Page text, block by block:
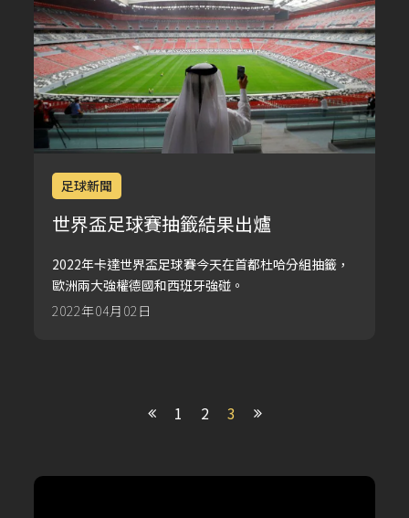
足球新聞
世界盃足球賽抽籤結果出爐
2022年卡達世界盃足球賽今天在首都杜哈分組抽籤，
歐洲兩大強權德國和西班牙強碰。
2022年04月02日
1 2 3